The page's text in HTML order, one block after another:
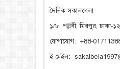
দৈনিক সকালবেলা
১/৮, পল্লবী, মিরপুর, ঢাকা-
যোগাযোগ: +88-
ই-মেইল: